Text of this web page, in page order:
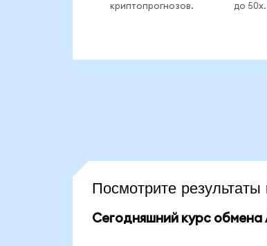
криптопрогнозов.
до 50x.
Посмотрите
Сегодняшний курс обмена